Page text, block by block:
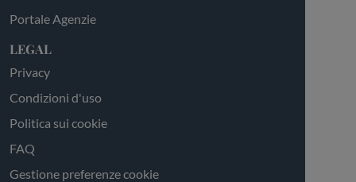
Portale Agenzie
LEGAL
Privacy
Condizioni d'uso
Politica sui cookie
FAQ
Gestione preferenze cookie